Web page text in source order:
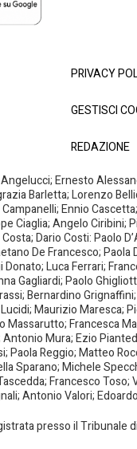
PRIVACY
GESTISCI
REDAZIONE
Ernesto
Barletta; Lorenzo
Ennio
Ciaglia; Angelo Ciribini;
Dario Costi: Paolo
De Francesco; Paola
Donato; Luca Ferrari;
Gagliardi; Paolo
Bernardino
Maurizio Maresca;
Massarutto; Francesca
Mura; Ezio
Paola Reggio; Matteo
Sparano; Michele
Francesco Toso;
Antonio Valori;
presso il Tribunale